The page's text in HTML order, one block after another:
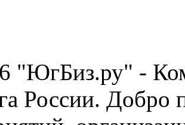
"ЮгБиз.ру" -
России. Добро